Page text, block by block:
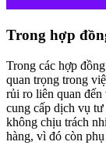
Trong hợp
Trong các hợp
quan trọng trong
rủi ro liên quan
cung cấp dịch vụ
không chịu trách
hàng, vì đó còn